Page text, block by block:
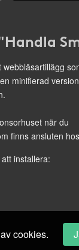
webbläsartillägg
minifierad
när du
finns ansluten
installera:
cookies.